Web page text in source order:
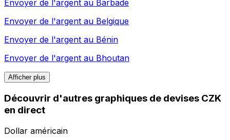
Envoyer de l'argent au Barbade
Envoyer de l'argent au Belgique
Envoyer de l'argent au Bénin
Envoyer de l'argent au Bhoutan
Afficher plus
Découvrir d'autres graphiques de devises CZK
en direct
Dollar américain